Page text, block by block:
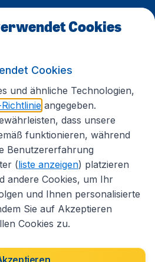
Cookies
Cookies
und ähnliche Technologien,
angegeben.
dass unsere
funktionieren, während
Benutzererfahrung
(liste anzeigen) platzieren
andere Cookies, um Ihr
und Ihnen personalisierte
Sie auf Akzeptieren
Cookies zu.